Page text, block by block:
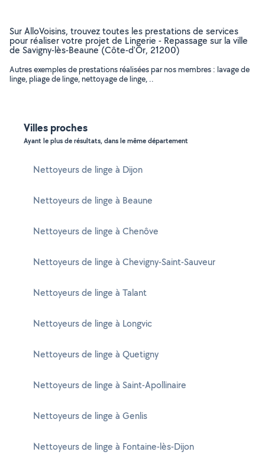
Sur AlloVoisins, trouvez toutes les prestations de services
pour réaliser votre projet de Lingerie - Repassage sur la ville
de Savigny-lès-Beaune (Côte-d'Or, 21200)
Autres exemples de prestations réalisées par nos membres : lavage de
linge, pliage de linge, nettoyage de linge, ..
Villes proches
Ayant le plus de résultats, dans le même département
Nettoyeurs de linge à Dijon
Nettoyeurs de linge à Beaune
Nettoyeurs de linge à Chenôve
Nettoyeurs de linge à Chevigny-Saint-Sauveur
Nettoyeurs de linge à Talant
Nettoyeurs de linge à Longvic
Nettoyeurs de linge à Quetigny
Nettoyeurs de linge à Saint-Apollinaire
Nettoyeurs de linge à Genlis
Nettoyeurs de linge à Fontaine-lès-Dijon